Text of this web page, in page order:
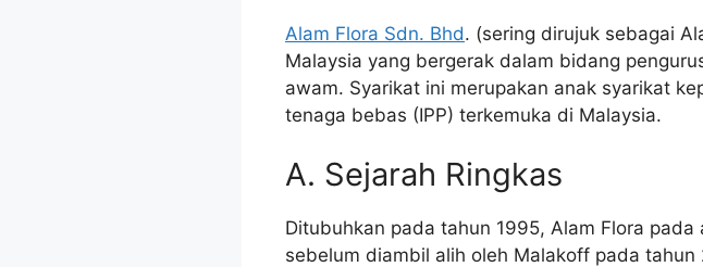
Alam Flora Sdn. Bhd. (sering dirujuk sebagai
Malaysia yang bergerak dalam bidang
awam. Syarikat ini merupakan anak syarikat
tenaga bebas (IPP) terkemuka di Malaysia.
A. Sejarah Ringkas
Ditubuhkan pada tahun 1995, Alam Flora
sebelum diambil alih oleh Malakoff pada